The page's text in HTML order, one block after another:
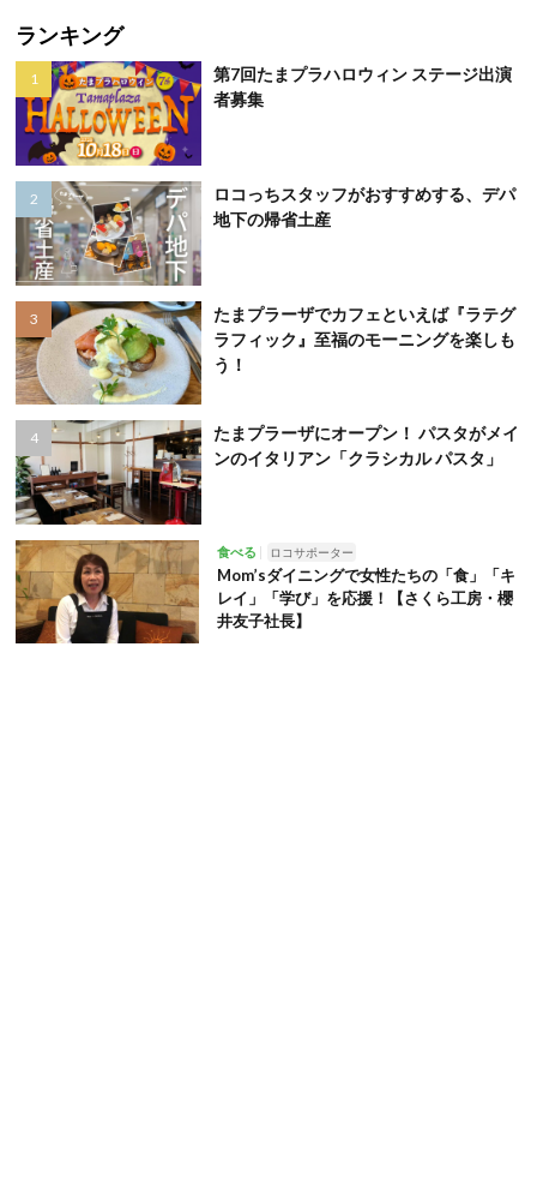
ランキング
第7回たまプラハロウィン ステージ出演
者募集
ロコっちスタッフがおすすめする、デパ
地下の帰省土産
たまプラーザでカフェといえば『ラテグ
ラフィック』至福のモーニングを楽しも
う！
たまプラーザにオープン！ パスタがメイ
ンのイタリアン「クラシカル パスタ」
食べる ロコサポーター
Mom’sダイニングで女性たちの「食」「キ
レイ」「学び」を応援！【さくら工房・櫻
井友子社長】